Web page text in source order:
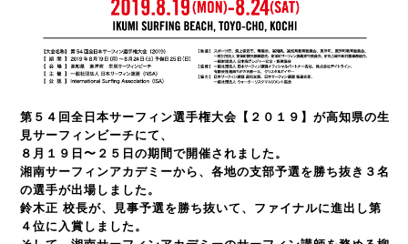
第５４回全日本サーフィン選手権大会【２０１９】が高知県の生
見サーフィンビーチにて、
８月１９日〜２５日の期間で開催されました。
湘南サーフィンアカデミーから、各地の支部予選を勝ち抜き３名
の選手が出場しました。
鈴木正 校長が、見事予選を勝ち抜いて、ファイナルに進出し第
４位に入賞しました。